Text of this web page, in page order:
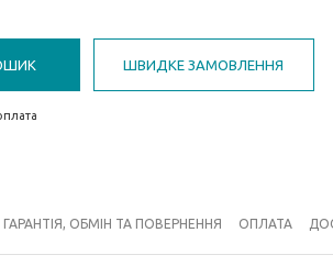
ШВИДКЕ ЗАМОВЛЕННЯ
ГАРАНТІЯ, ОБМІН ТА ПОВЕРНЕННЯ ОПЛАТА